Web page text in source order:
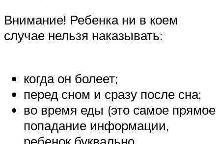
Внимание! Ребенка ни в коем
случае нельзя наказывать:
когда он болеет;
перед сном и сразу после сна;
во время еды (это самое прямое
попадание информации,